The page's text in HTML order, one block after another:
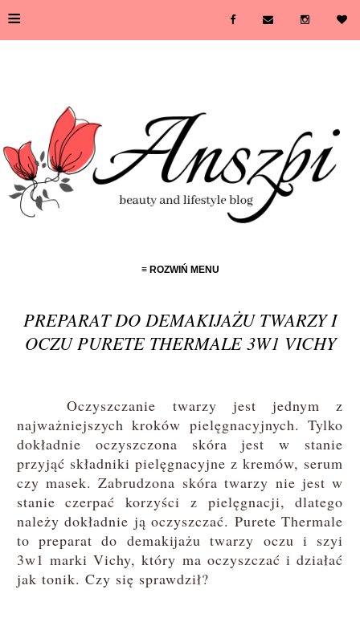
≡
≡ ROZWIŃ MENU
PREPARAT DO DEMAKIJAŻU TWARZY I
OCZU PURETE THERMALE 3W1 VICHY
Oczyszczanie twarzy jest jednym z
najważniejszych kroków pielęgnacyjnych. Tylko
dokładnie oczyszczona skóra jest w stanie
przyjąć składniki pielęgnacyjne z kremów, serum
czy masek. Zabrudzona skóra twarzy nie jest w
stanie czerpać korzyści z pielęgnacji, dlatego
należy dokładnie ją oczyszczać. Purete Thermale
to preparat do demakijażu twarzy oczu i szyi
3w1 marki Vichy, który ma oczyszczać i działać
jak tonik. Czy się sprawdził?